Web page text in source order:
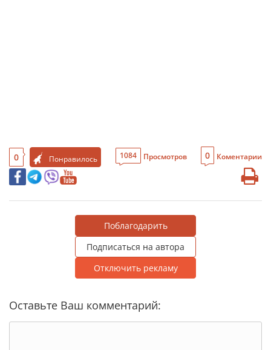
0 Понравилось 1084 Просмотров 0 Коментарии
Поблагодарить
Подписаться на автора
Отключить рекламу
Оставьте Ваш комментарий: